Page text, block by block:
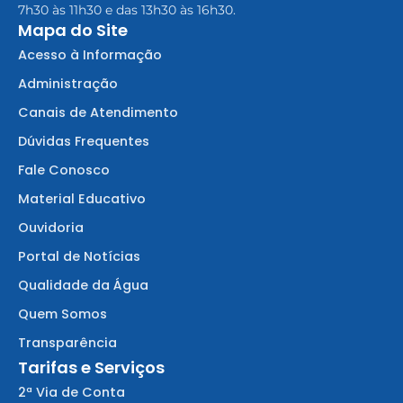
7h30 às 11h30 e das 13h30 às 16h30.
Mapa do Site
Acesso à Informação
Administração
Canais de Atendimento
Dúvidas Frequentes
Fale Conosco
Material Educativo
Ouvidoria
Portal de Notícias
Qualidade da Água
Quem Somos
Transparência
Tarifas e Serviços
2ª Via de Conta